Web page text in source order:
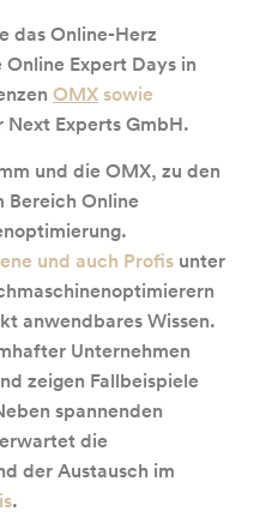
das Online-Herz
Expert Days in
OMX sowie
Experts GmbH.
und die OMX, zu den
Bereich Online
und auch Profis unter
anwendbares Wissen.
Unternehmen
zeigen Fallbeispiele
spannenden
erwartet die
der Austausch im
.